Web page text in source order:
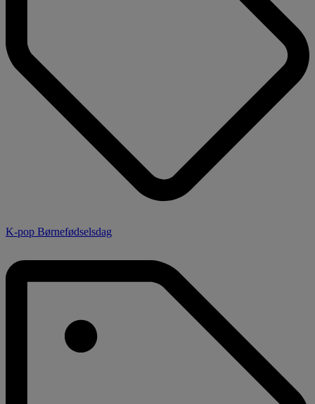
K-pop Børnefødselsdag